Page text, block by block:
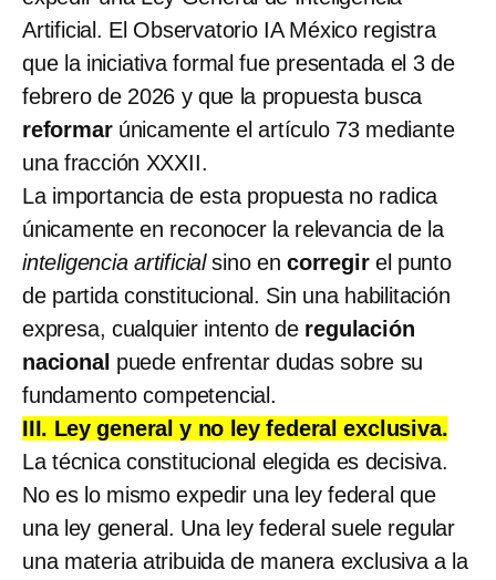
Artificial. El Observatorio IA México registra
que la iniciativa formal fue presentada el 3 de
febrero de 2026 y que la propuesta busca
reformarúnicamente el artículo 73 mediante
una fracción XXXII.
La importancia de esta propuesta no radica
únicamente en reconocer la relevancia de la
inteligencia artificialsino en corregirel punto
de partida constitucional. Sin una habilitación
expresa, cualquier intento de regulación
nacional puede enfrentar dudas sobre su
fundamento competencial.
III. Ley general y no ley federal exclusiva.
La técnica constitucional elegida es decisiva.
No es lo mismo expedir una ley federal que
una ley general. Una ley federal suele regular
una materia atribuida de manera exclusiva a la